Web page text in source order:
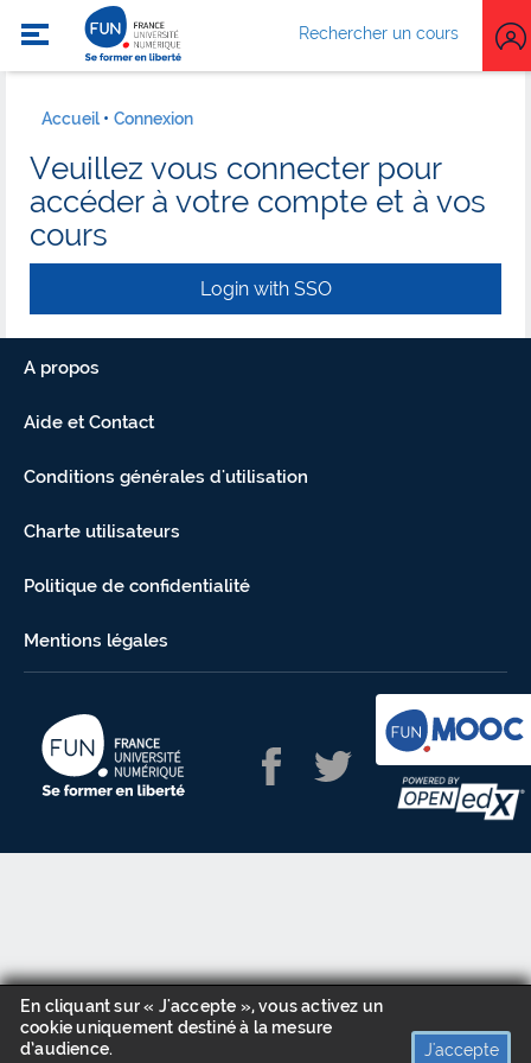
Rechercher un cours
En cliquant sur « J'accepte », vous activez un
cookie uniquement destiné à la mesure
d’audience.
J'accepte
Accueil Connexion
Veuillez vous connecter pour
accéder à votre compte et à vos
cours
Login with SSO
A propos
Aide et Contact
Conditions générales d'utilisation
Charte utilisateurs
Politique de confidentialité
Mentions légales